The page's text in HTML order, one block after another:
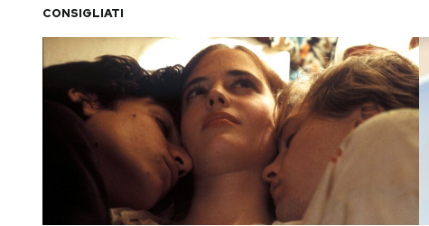
CONSIGLIATI